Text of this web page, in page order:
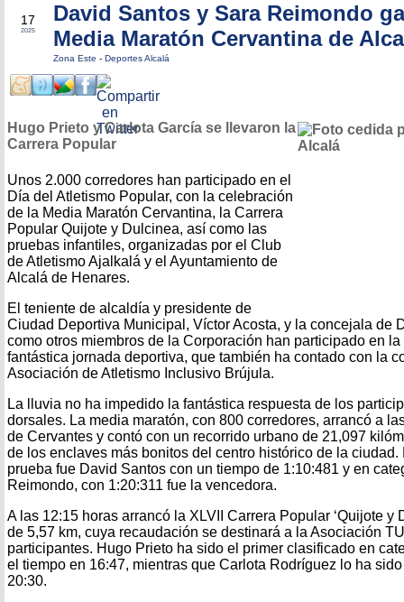
17
2025
David Santos y Sara Reimondo
Media Maratón Cervantina de
Zona Este - Deportes Alcalá
Hugo Prieto y Carlota García se llevaron la
Carrera Popular
Unos 2.000 corredores han participado en el
Día del Atletismo Popular, con la celebración
de la Media Maratón Cervantina, la Carrera
Popular Quijote y Dulcinea, así como las
pruebas infantiles, organizadas por el Club
de Atletismo Ajalkalá y el Ayuntamiento de
Alcalá de Henares.
El teniente de alcaldía y presidente de
Ciudad Deportiva Municipal, Víctor Acosta, y la concejala de
como otros miembros de la Corporación han participado en
fantástica jornada deportiva, que también ha contado con la
Asociación de Atletismo Inclusivo Brújula.
La lluvia no ha impedido la fantástica respuesta de los
dorsales. La media maratón, con 800 corredores, arrancó a
de Cervantes y contó con un recorrido urbano de 21,097
de los enclaves más bonitos del centro histórico de la
prueba fue David Santos con un tiempo de 1:10:481 y en
Reimondo, con 1:20:311 fue la vencedora.
A las 12:15 horas arrancó la XLVII Carrera Popular ‘Quijote y
de 5,57 km, cuya recaudación se destinará a la Asociación
participantes. Hugo Prieto ha sido el primer clasificado en
el tiempo en 16:47, mientras que Carlota Rodríguez lo ha
20:30.